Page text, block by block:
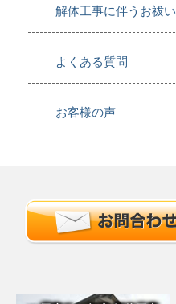
解体工事に伴うお祓い
よくある質問
お客様の声